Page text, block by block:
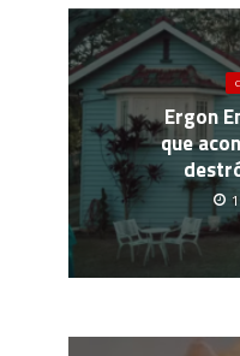
Ergon
que